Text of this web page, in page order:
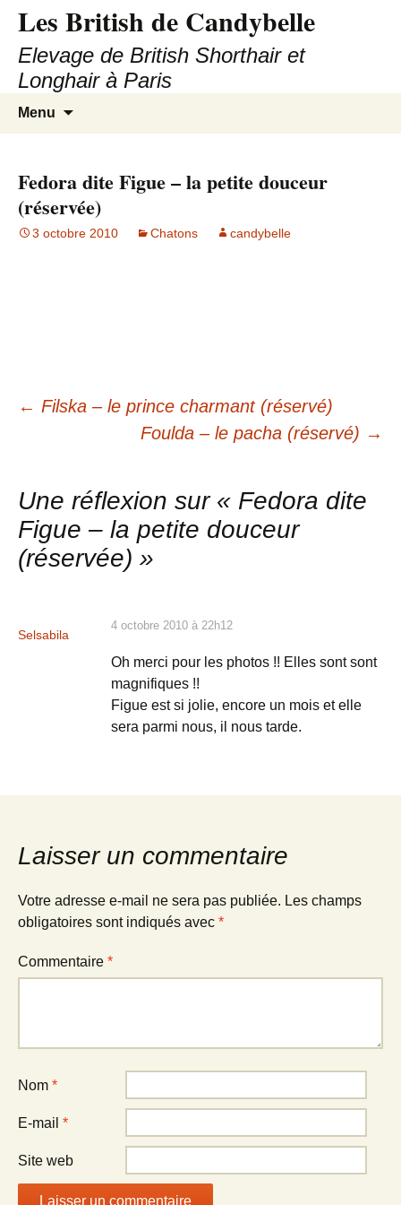
Les British de Candybelle
Elevage de British Shorthair et
Longhair à Paris
Menu
Fedora dite Figue – la petite douceur
(réservée)
3 octobre 2010 Chatons candybelle
Navigation
des
articles
← Filska – le prince charmant (réservé)
Foulda – le pacha (réservé) →
Une réflexion sur « Fedora dite
Figue – la petite douceur
(réservée) »
Selsabila
4 octobre 2010 à 22h12
Oh merci pour les photos !! Elles sont sont
magnifiques !!
Figue est si jolie, encore un mois et elle
sera parmi nous, il nous tarde.
Laisser un commentaire
Votre adresse e-mail ne sera pas publiée. Les champs
obligatoires sont indiqués avec *
Commentaire *
Nom *
E-mail *
Site web